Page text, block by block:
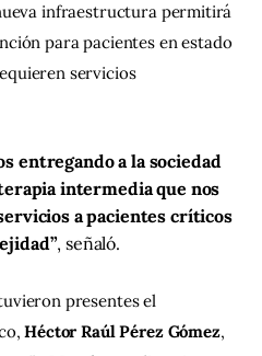
infraestructura permitirá
para pacientes en estado
servicios
entregando a la sociedad
intermedia que nos
a pacientes críticos
, señaló.
presentes el
Héctor Raúl Pérez Gómez,